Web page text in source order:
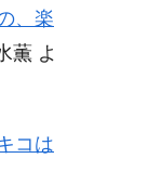
、楽
薫 よ
コは